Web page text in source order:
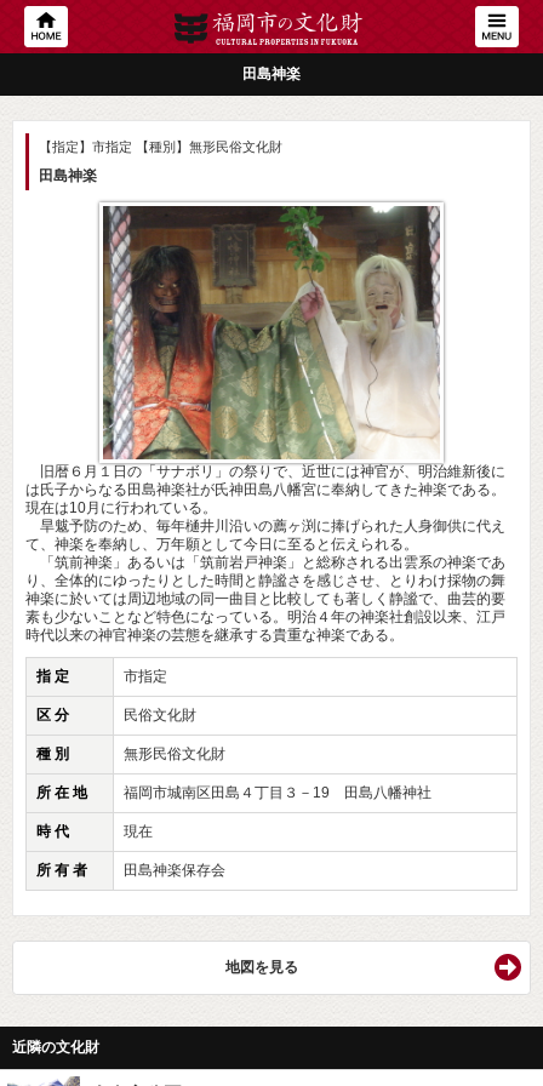
田島神楽
【指定】市指定 【種別】無形民俗文化財
田島神楽
旧暦６月１日の「サナボリ」の祭りで、近世には神官が、明治維新後に
は氏子からなる田島神楽社が氏神田島八幡宮に奉納してきた神楽である。
現在は10月に行われている。
旱魃予防のため、毎年樋井川沿いの薦ヶ渕に捧げられた人身御供に代え
て、神楽を奉納し、万年願として今日に至ると伝えられる。
「筑前神楽」あるいは「筑前岩戸神楽」と総称される出雲系の神楽であ
り、全体的にゆったりとした時間と静謐さを感じさせ、とりわけ採物の舞
神楽に於いては周辺地域の同一曲目と比較しても著しく静謐で、曲芸的要
素も少ないことなど特色になっている。明治４年の神楽社創設以来、江戸
時代以来の神官神楽の芸態を継承する貴重な神楽である。
指 定 市指定
区 分 民俗文化財
種 別 無形民俗文化財
所 在 地 福岡市城南区田島４丁目３－19 田島八幡神社
時 代 現在
所 有 者 田島神楽保存会
地図を見る
近隣の文化財